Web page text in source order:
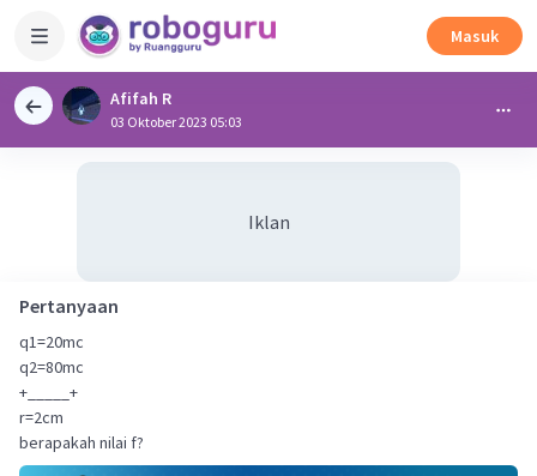
Masuk
Afifah R
03 Oktober 2023 05:03
Iklan
Pertanyaan
q1=20mc
q2=80mc
+_____+
r=2cm
berapakah nilai f?